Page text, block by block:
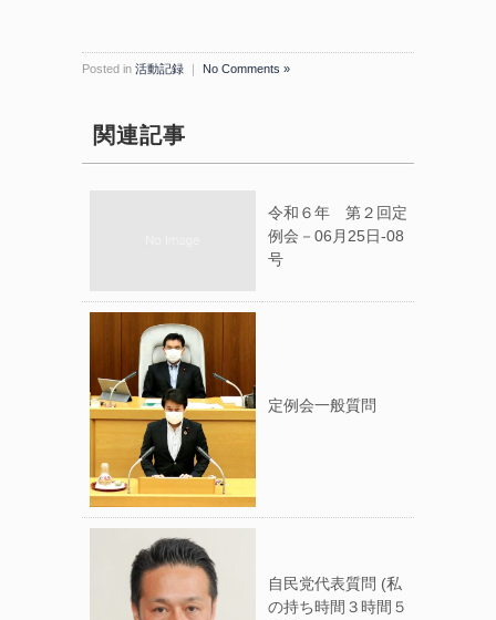
Posted in 活動記録 ｜ No Comments »
関連記事
令和６年 第２回定
例会－06月25日-08
号
定例会一般質問
自民党代表質問 (私
の持ち時間３時間５